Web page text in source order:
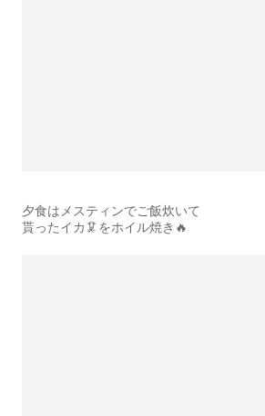
夕食はメスティンでご飯炊いて
貰ったイカ🦑をホイル焼き🔥